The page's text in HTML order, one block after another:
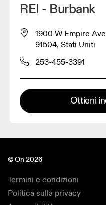
REI - Burbank
1900 W Empire
91504, Stati Uniti
253-455-3391
Ottieni
© On 2026
Termini e condizioni
Politica sulla privacy